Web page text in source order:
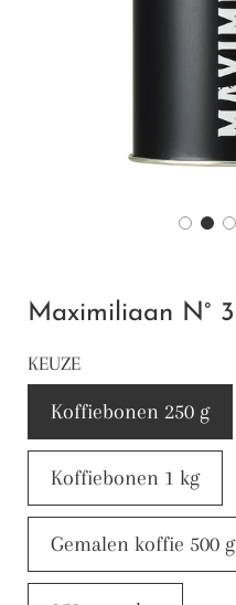
Maximiliaan N° 3
KEUZE
Koffiebonen 250 g
Koffiebonen 1 kg
Gemalen koffie 500 g